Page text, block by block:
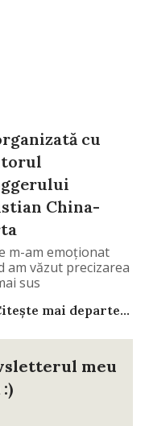
cu
China-
m-am emoţionat
am văzut precizarea
sus
mai departe...
meu